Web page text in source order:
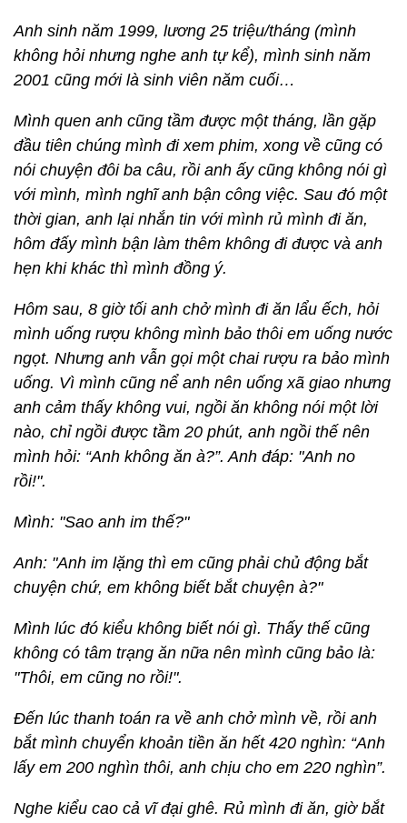
Anh sinh năm 1999, lương 25 triệu/tháng (mình
không hỏi nhưng nghe anh tự kể), mình sinh năm
2001 cũng mới là sinh viên năm cuối…
Mình quen anh cũng tầm được một tháng, lần gặp
đầu tiên chúng mình đi xem phim, xong về cũng có
nói chuyện đôi ba câu, rồi anh ấy cũng không nói gì
với mình, mình nghĩ anh bận công việc. Sau đó một
thời gian, anh lại nhắn tin với mình rủ mình đi ăn,
hôm đấy mình bận làm thêm không đi được và anh
hẹn khi khác thì mình đồng ý.
Hôm sau, 8 giờ tối anh chở mình đi ăn lẩu ếch, hỏi
mình uống rượu không mình bảo thôi em uống nước
ngọt. Nhưng anh vẫn gọi một chai rượu ra bảo mình
uống. Vì mình cũng nể anh nên uống xã giao nhưng
anh cảm thấy không vui, ngồi ăn không nói một lời
nào, chỉ ngồi được tầm 20 phút, anh ngồi thế nên
mình hỏi: “Anh không ăn à?”. Anh đáp: "Anh no
rồi!".
Mình: "Sao anh im thế?"
Anh: "Anh im lặng thì em cũng phải chủ động bắt
chuyện chứ, em không biết bắt chuyện à?"
Mình lúc đó kiểu không biết nói gì. Thấy thế cũng
không có tâm trạng ăn nữa nên mình cũng bảo là:
"Thôi, em cũng no rồi!".
Đến lúc thanh toán ra về anh chở mình về, rồi anh
bắt mình chuyển khoản tiền ăn hết 420 nghìn: “Anh
lấy em 200 nghìn thôi, anh chịu cho em 220 nghìn”.
Nghe kiểu cao cả vĩ đại ghê. Rủ mình đi ăn, giờ bắt